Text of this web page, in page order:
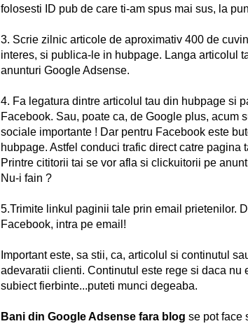
folosesti ID pub de care ti-am spus mai sus, la
3. Scrie zilnic articole de aproximativ 400 de
interes, si publica-le in hubpage. Langa articolul
anunturi Google Adsense.
4. Fa legatura dintre articolul tau din hubpage si
Facebook. Sau, poate ca, de Google plus, acum
sociale importante ! Dar pentru Facebook este
hubpage. Astfel conduci trafic direct catre pagina
Printre cititorii tai se vor afla si clickuitorii pe
Nu-i fain ?
5.Trimite linkul paginii tale prin email prietenilor.
Facebook, intra pe email!
Important este, sa stii, ca, articolul si continutul
adevaratii clienti. Continutul este rege si daca nu
subiect fierbinte...puteti munci degeaba.
Bani din Google Adsense fara blog se pot face